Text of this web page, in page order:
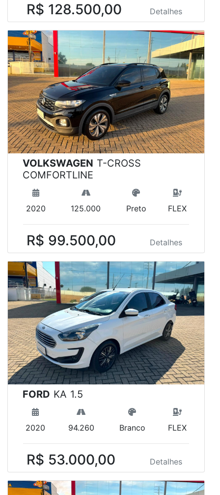
R$ 128.500,00 Detalhes
VOLKSWAGEN T-CROSS
COMFORTLINE
2020 125.000 Preto FLEX
R$ 99.500,00 Detalhes
FORD KA 1.5
2020 94.260 Branco FLEX
R$ 53.000,00 Detalhes